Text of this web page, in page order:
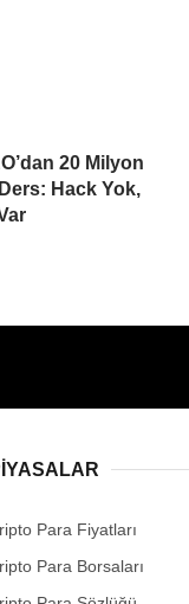
20 Milyon
Hack Yok,
Para Fiyatları
Para Borsaları